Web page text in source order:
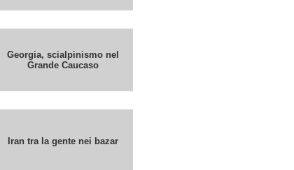
Georgia, scialpinismo nel
Grande Caucaso
Iran tra la gente nei bazar